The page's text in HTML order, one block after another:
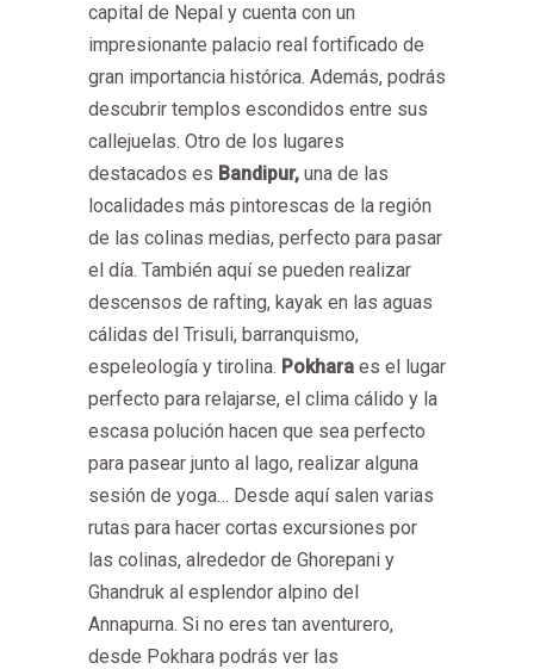
capital de Nepal y cuenta con un
impresionante palacio real fortificado de
gran importancia histórica. Además, podrás
descubrir templos escondidos entre sus
callejuelas. Otro de los lugares
destacados es Bandipur, una de las
localidades más pintorescas de la región
de las colinas medias, perfecto para pasar
el día. También aquí se pueden realizar
descensos de rafting, kayak en las aguas
cálidas del Trisuli, barranquismo,
espeleología y tirolina. Pokhara es el lugar
perfecto para relajarse, el clima cálido y la
escasa polución hacen que sea perfecto
para pasear junto al lago, realizar alguna
sesión de yoga… Desde aquí salen varias
rutas para hacer cortas excursiones por
las colinas, alrededor de Ghorepani y
Ghandruk al esplendor alpino del
Annapurna. Si no eres tan aventurero,
desde Pokhara podrás ver las